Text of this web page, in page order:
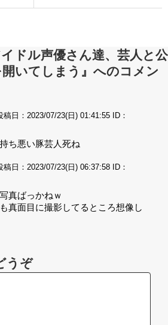
イドル声優さん達、芸人と公
いてしまう』へのコメン
稿日：2023/07/23(日) 01:41:55
ID：
ち悪い豚芸人死ね
稿日：2023/07/23(日) 06:37:58
ID：
真ばっかねｗ‌
真面目に撮影してるところ想像し
うぞ